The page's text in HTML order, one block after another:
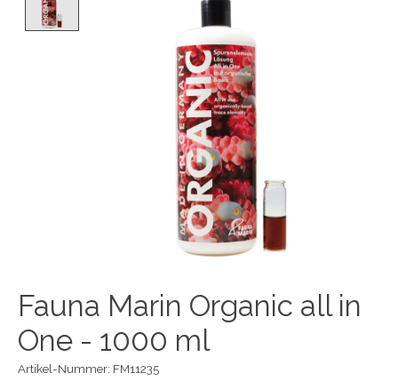
Fauna Marin Organic all in
One - 1000 ml
Artikel-Nummer: FM11235